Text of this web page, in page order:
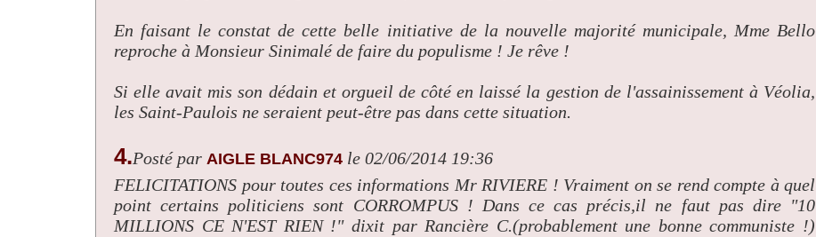
En faisant le constat de cette belle initiative de la nouvelle majorité municipale, Mme Bello
reproche à Monsieur Sinimalé de faire du populisme ! Je rêve !
Si elle avait mis son dédain et orgueil de côté en laissé la gestion de l'assainissement à Véolia,
les Saint-Paulois ne seraient peut-être pas dans cette situation.
4.Posté par AIGLE BLANC974 le 02/06/2014 19:36
FELICITATIONS pour toutes ces informations Mr RIVIERE ! Vraiment on se rend compte à quel
point certains politiciens sont CORROMPUS ! Dans ce cas précis,il ne faut pas dire "10
MILLIONS CE N'EST RIEN !" dixit par Rancière C.(probablement une bonne communiste !)